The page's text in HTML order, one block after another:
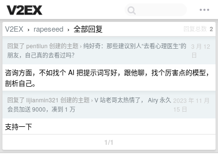
V2EX › rapeseed › 全部回复 回复总数 2
回复了 pentilun 创建的主题 › 纯好奇：那些建议别人“去看心理医生”的
朋友，自己真的去看过吗？
3 月 12
日
咨询方面，不如找个 AI 把提示词写好，跟他聊，找个厉害点的模型，
剖析自己。
回复了 lijianmin321 创建的主题 › V 站老哥太热情了， Airy 永久
会员加送 9000，凑到 1 万
2023 年 11 月
15 日
支持一下
1/1